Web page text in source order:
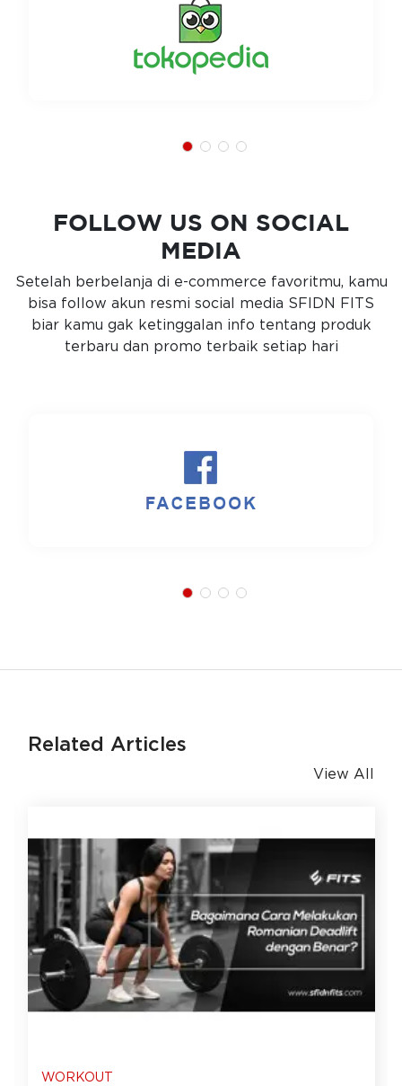
FOLLOW US ON SOCIAL
MEDIA
Setelah berbelanja di e-commerce favoritmu, kamu
bisa follow akun resmi social media SFIDN FITS
biar kamu gak ketinggalan info tentang produk
terbaru dan promo terbaik setiap hari
Related Articles
View All
WORKOUT